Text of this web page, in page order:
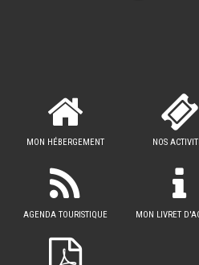
MON HÉBERGEMENT NOS
AGENDA TOURISTIQUE MON LIVRET